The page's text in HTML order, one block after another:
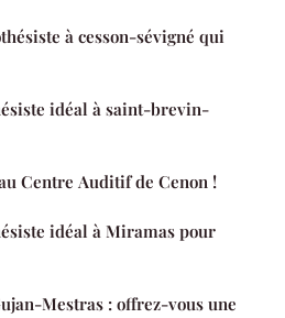
à cesson-sévigné qui
idéal à saint-brevin-
Centre Auditif de Cenon !
idéal à Miramas pour
Mestras : offrez-vous une